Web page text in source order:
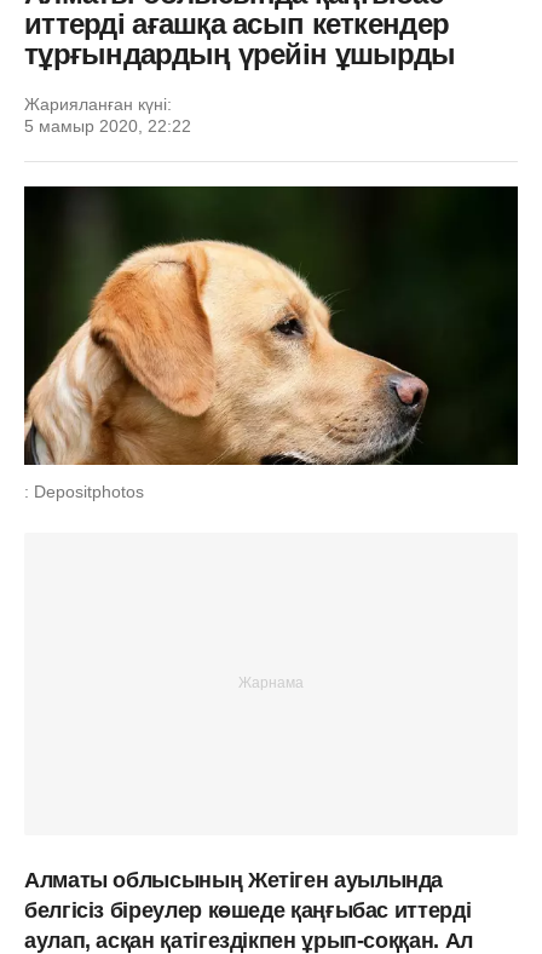
иттерді ағашқа асып кеткендер
тұрғындардың үрейін ұшырды
Жарияланған күні:
5 мамыр 2020, 22:22
: Depositphotos
Алматы облысының Жетіген ауылында
белгісіз біреулер көшеде қаңғыбас иттерді
аулап, асқан қатігездікпен ұрып-соққан. Ал